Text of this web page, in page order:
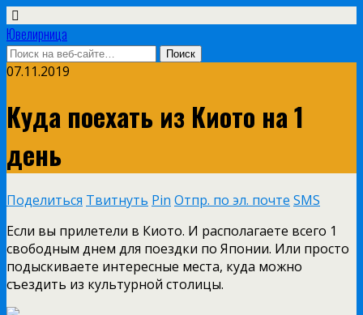
Ювелирница
07.11.2019
Куда поехать из Киото на 1
день
Поделиться Твитнуть Pin Отпр. по эл. почте SMS
Если вы прилетели в Киото. И располагаете всего 1
свободным днем для поездки по Японии. Или просто
подыскиваете интересные места, куда можно
съездить из культурной столицы.